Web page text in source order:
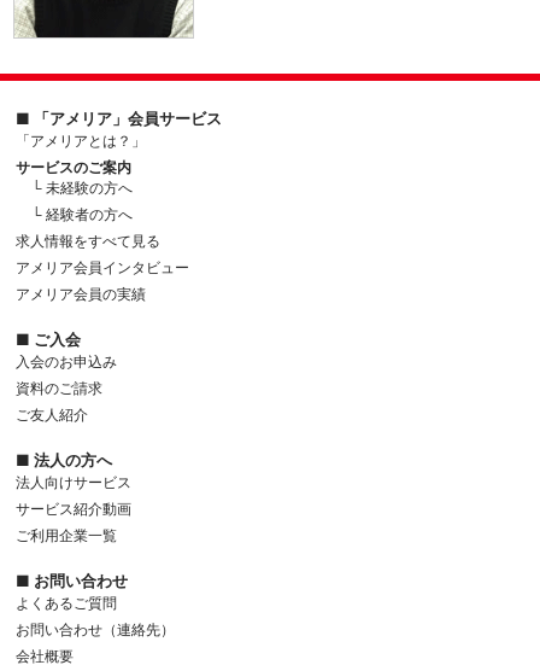
■ 「アメリア」会員サービス
「アメリアとは？」
サービスのご案内
└ 未経験の方へ
└ 経験者の方へ
求人情報をすべて見る
アメリア会員インタビュー
アメリア会員の実績
■ ご入会
入会のお申込み
資料のご請求
ご友人紹介
■ 法人の方へ
法人向けサービス
サービス紹介動画
ご利用企業一覧
■ お問い合わせ
よくあるご質問
お問い合わせ（連絡先）
会社概要